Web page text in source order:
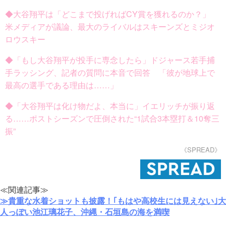
◆大谷翔平は「どこまで投げればCY賞を獲れるのか？」
米メディアが議論、最大のライバルはスキーンズとミジオ
ロウスキー
◆「もし大谷翔平が投手に専念したら」ドジャース若手捕
手ラッシング、記者の質問に本音で回答 「彼が地球上で
最高の選手である理由は……」
◆「大谷翔平は化け物だよ、本当に」イエリッチが振り返
る……ポストシーズンで圧倒された“1試合3本塁打＆10奪三
振”
《SPREAD》
≪関連記事≫
≫貴重な水着ショットも披露！｢もはや高校生には見えない｣大
人っぽい池江璃花子、沖縄・石垣島の海を満喫